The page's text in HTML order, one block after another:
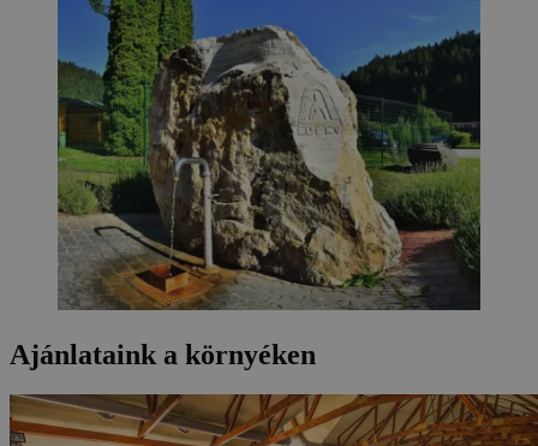
Ajánlataink a környéken